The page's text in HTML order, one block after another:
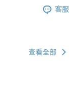
客服
查看全部